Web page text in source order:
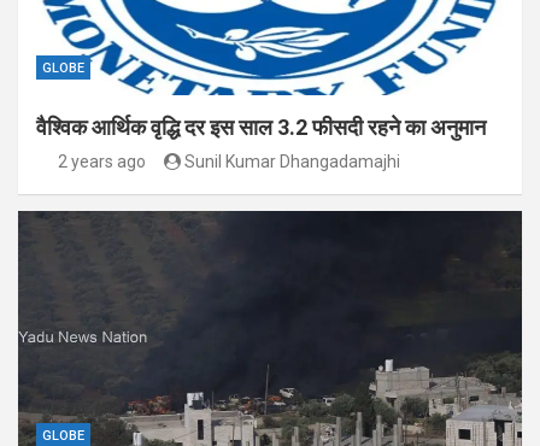
GLOBE
वैश्विक आर्थिक वृद्धि दर इस साल 3.2 फीसदी रहने का अनुमान
2 years ago Sunil Kumar Dhangadamajhi
GLOBE